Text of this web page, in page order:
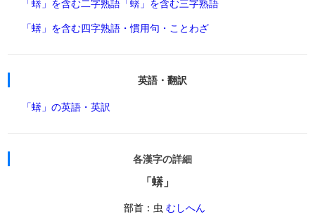
「蠎」を含む二字熟語 「蠎」を含む三字熟語
「蠎」を含む四字熟語・慣用句・ことわざ
英語・翻訳
「蠎」の英語・英訳
各漢字の詳細
「蠎」
部首：虫 むしへん